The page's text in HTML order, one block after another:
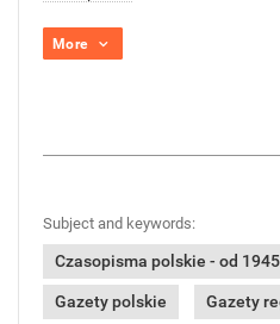
More
Subject and keywords:
Czasopisma polskie - od
Gazety polskie Gazety